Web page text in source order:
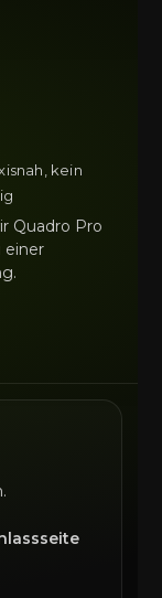
kein
Quadro Pro
einer